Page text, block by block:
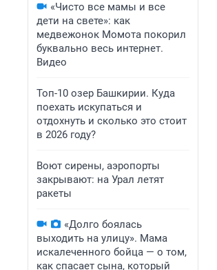
«Чисто все мамы и все
дети на свете»: как
медвежонок Момота покорил
буквально весь интернет.
Видео
Топ-10 озер Башкирии. Куда
поехать искупаться и
отдохнуть и сколько это стоит
в 2026 году?
Воют сирены, аэропорты
закрывают: на Урал летят
ракеты
«Долго боялась
выходить на улицу». Мама
искалеченного бойца — о том,
как спасает сына, который